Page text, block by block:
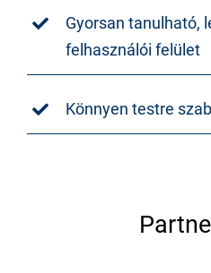
Gyorsan tanulható,
felhasználói felület
Könnyen testre